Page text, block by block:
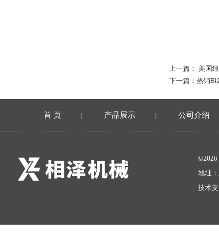
上一篇： 美国
下一篇： 热销
首 页 | 产品展示 | 公司介绍
地址
技术